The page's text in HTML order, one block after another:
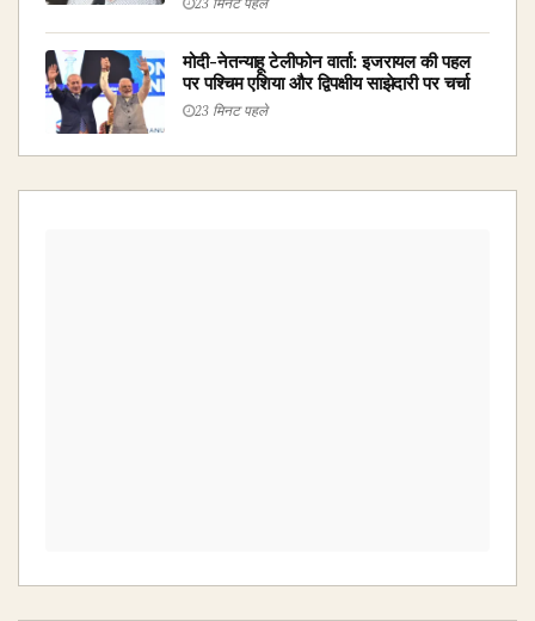
मोदी-नेतन्याहू टेलीफोन वार्ता: इजरायल की पहल
पर पश्चिम एशिया और द्विपक्षीय साझेदारी पर चर्चा
23 मिनट पहले